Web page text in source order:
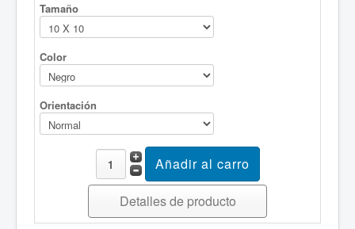
Tamaño
Color
Orientación
Detalles de producto